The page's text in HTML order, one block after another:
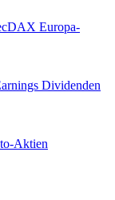
Europa-
Dividenden
Aktien